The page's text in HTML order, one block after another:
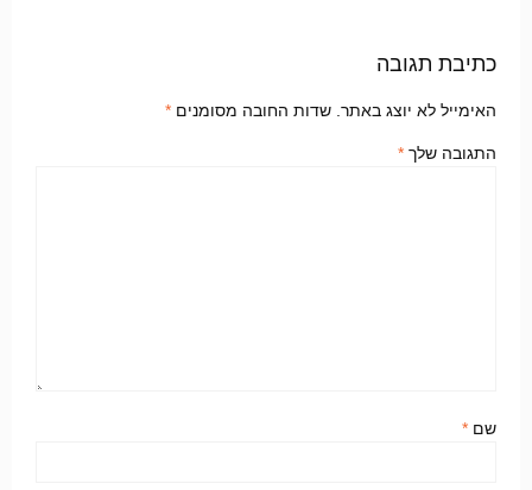
כתיבת תגובה
האימייל לא יוצג באתר. שדות החובה מסומנים *
התגובה שלך *
שם *